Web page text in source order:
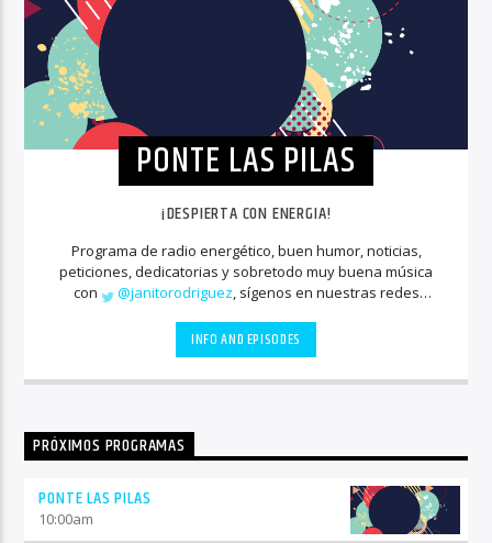
PONTE LAS PILAS
¡DESPIERTA CON ENERGIA!
Programa de radio energético, buen humor, noticias,
peticiones, dedicatorias y sobretodo muy buena música
con
@janitorodriguez, sígenos en nuestras redes
INFO AND EPISODES
PRÓXIMOS PROGRAMAS
PONTE LAS PILAS
10:00am